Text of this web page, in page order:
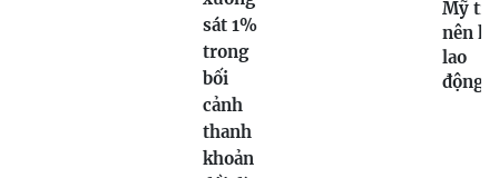
sát 1%
trong
bối
cảnh
thanh
khoản
Mỹ trở
nên
lao
động